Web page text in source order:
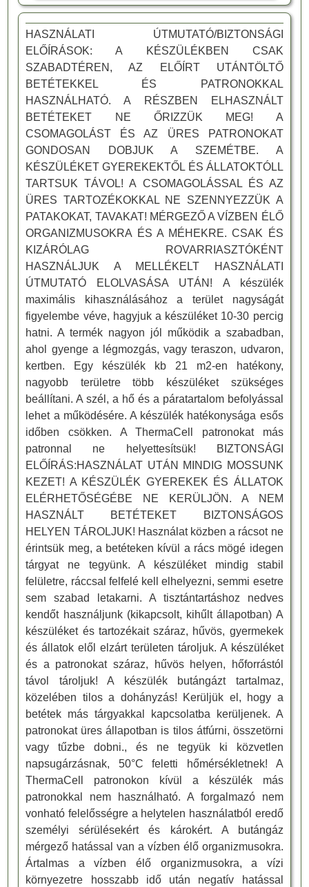
HASZNÁLATI ÚTMUTATÓ/BIZTONSÁGI
ELŐÍRÁSOK: A KÉSZÜLÉKBEN CSAK
SZABADTÉREN, AZ ELŐÍRT UTÁNTÖLTŐ
BETÉTEKKEL ÉS PATRONOKKAL
HASZNÁLHATÓ. A RÉSZBEN ELHASZNÁLT
BETÉTEKET NE ŐRIZZÜK MEG! A
CSOMAGOLÁST ÉS AZ ÜRES PATRONOKAT
GONDOSAN DOBJUK A SZEMÉTBE. A
KÉSZÜLÉKET GYEREKEKTŐL ÉS ÁLLATOKTÓLL
TARTSUK TÁVOL! A CSOMAGOLÁSSAL ÉS AZ
ÜRES TARTOZÉKOKKAL NE SZENNYEZZÜK A
PATAKOKAT, TAVAKAT! MÉRGEZŐ A VÍZBEN ÉLŐ
ORGANIZMUSOKRA ÉS A MÉHEKRE. CSAK ÉS
KIZÁRÓLAG ROVARRIASZTÓKÉNT
HASZNÁLJUK A MELLÉKELT HASZNÁLATI
ÚTMUTATÓ ELOLVASÁSA UTÁN! A készülék
maximális kihasználásához a terület nagyságát
figyelembe véve, hagyjuk a készüléket 10-30 percig
hatni. A termék nagyon jól működik a szabadban,
ahol gyenge a légmozgás, vagy teraszon, udvaron,
kertben. Egy készülék kb 21 m2-en hatékony,
nagyobb területre több készüléket szükséges
beállítani. A szél, a hő és a páratartalom befolyással
lehet a működésére. A készülék hatékonysága esős
időben csökken. A ThermaCell patronokat más
patronnal ne helyettesítsük! BIZTONSÁGI
ELŐÍRÁS:HASZNÁLAT UTÁN MINDIG MOSSUNK
KEZET! A KÉSZÜLÉK GYEREKEK ÉS ÁLLATOK
ELÉRHETŐSÉGÉBE NE KERÜLJÖN. A NEM
HASZNÁLT BETÉTEKET BIZTONSÁGOS
HELYEN TÁROLJUK! Használat közben a rácsot ne
érintsük meg, a betéteken kívül a rács mögé idegen
tárgyat ne tegyünk. A készüléket mindig stabil
felületre, ráccsal felfelé kell elhelyezni, semmi esetre
sem szabad letakarni. A tisztántartáshoz nedves
kendőt használjunk (kikapcsolt, kihűlt állapotban) A
készüléket és tartozékait száraz, hűvös, gyermekek
és állatok elől elzárt területen tároljuk. A készüléket
és a patronokat száraz, hűvös helyen, hőforrástól
távol tároljuk! A készülék butángázt tartalmaz,
közelében tilos a dohányzás! Kerüljük el, hogy a
betétek más tárgyakkal kapcsolatba kerüljenek. A
patronokat üres állapotban is tilos átfúrni, összetörni
vagy tűzbe dobni., és ne tegyük ki közvetlen
napsugárzásnak, 50°C feletti hőmérsékletnek! A
ThermaCell patronokon kívül a készülék más
patronokkal nem használható. A forgalmazó nem
vonható felelősségre a helytelen használatból eredő
személyi sérülésekért és károkért. A butángáz
mérgező hatással van a vízben élő organizmusokra.
Ártalmas a vízben élő organizmusokra, a vízi
környezetre hosszabb idő után negatív hatással